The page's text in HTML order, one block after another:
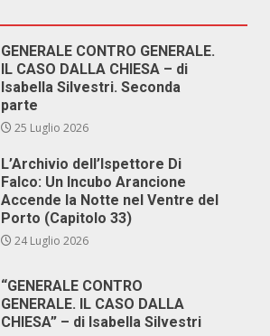
GENERALE CONTRO GENERALE.
IL CASO DALLA CHIESA – di
Isabella Silvestri. Seconda
parte
25 Luglio 2026
L’Archivio dell’Ispettore Di
Falco: Un Incubo Arancione
Accende la Notte nel Ventre del
Porto (Capitolo 33)
24 Luglio 2026
“GENERALE CONTRO
GENERALE. IL CASO DALLA
CHIESA” – di Isabella Silvestri